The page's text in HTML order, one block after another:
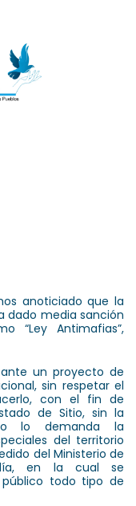
anoticiado que la
dado media sanción
“Ley Antimafias”,
un proyecto de
sin respetar el
con el fin de
de Sitio, sin la
lo demanda la
del territorio
del Ministerio de
en la cual se
todo tipo de